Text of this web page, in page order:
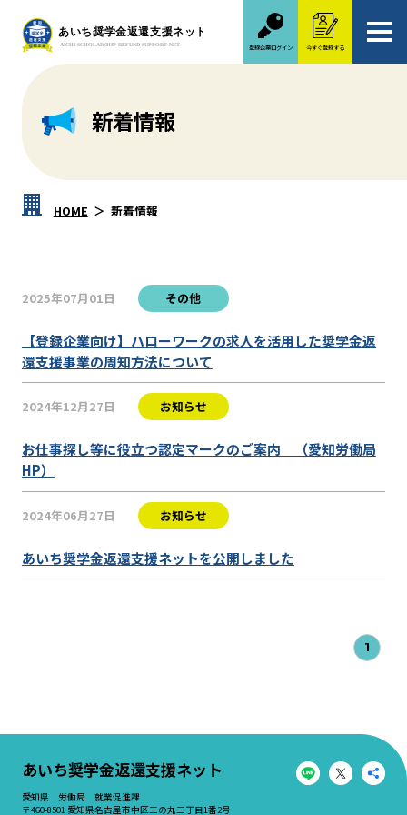
登録企業ログイン 今すぐ登録する
新着情報
HOME 新着情報
2025年07月01日 その他
【登録企業向け】ハローワークの求人を活用した奨学金返
還支援事業の周知方法について
2024年12月27日 お知らせ
お仕事探し等に役立つ認定マークのご案内 （愛知労働局
HP）
2024年06月27日 お知らせ
あいち奨学金返還支援ネットを公開しました
1
あいち奨学金返還支援ネット
愛知県 労働局 就業促進課
〒460-8501 愛知県名古屋市中区三の丸三丁目1番2号